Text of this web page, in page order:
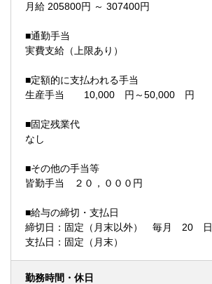
月給 205800円 ～ 307400円
■通勤手当
実費支給（上限あり）
■定額的に支払われる手当
生産手当 10,000 円～50,000 円
■固定残業代
なし
■その他の手当等
皆勤手当 ２０，０００円
■給与の締切・支払日
締切日：固定（月末以外） 毎月 20 日
支払日：固定（月末）
勤務時間・休日